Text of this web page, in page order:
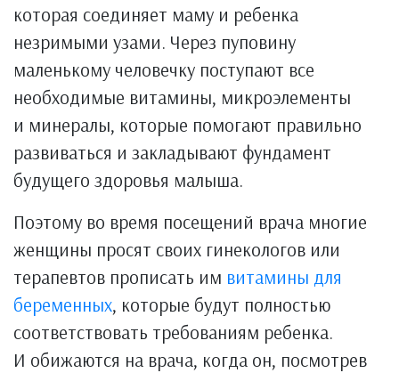
которая соединяет маму и ребенка
незримыми узами. Через пуповину
маленькому человечку поступают все
необходимые витамины, микроэлементы
и минералы, которые помогают правильно
развиваться и закладывают фундамент
будущего здоровья малыша.
Поэтому во время посещений врача многие
женщины просят своих гинекологов или
терапевтов прописать им витамины для
беременных, которые будут полностью
соответствовать требованиям ребенка.
И обижаются на врача, когда он, посмотрев